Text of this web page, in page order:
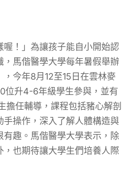
喔！」為讓孩子能自小開始認
，馬偕醫學大學每年暑假舉辦
今年8月12至15日在雲林麥
位升4-6年級學生參與，並有
擔任輔導，課程包括豬心解剖
手操作，深入了解人體構造與
有趣。馬偕醫學大學表示，除
，也期待讓大學生們培養人際